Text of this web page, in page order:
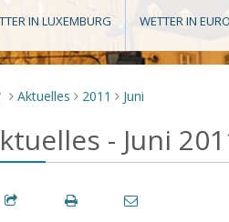
IN LUXEMBURG WETTER IN
> Aktuelles > 2011 > Juni
- Juni